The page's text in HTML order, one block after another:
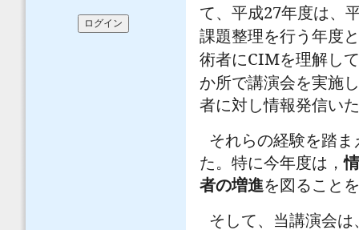
て、平成27年度は、
課題整理を行う年度
術者にCIMを理解し
か所で講演会を実施
者に対し情報発信い
それらの経験を踏
た。特に今年度は，
者の増進を図ること
そして、当講演会は